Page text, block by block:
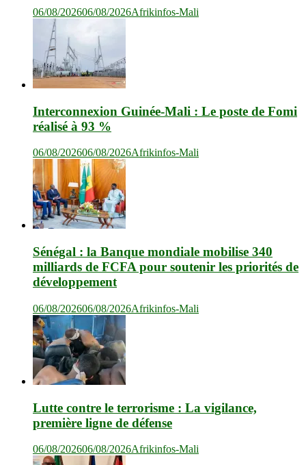
06/08/202606/08/2026Afrikinfos-Mali
Interconnexion Guinée-Mali : Le poste de Fomi
réalisé à 93 %
06/08/202606/08/2026Afrikinfos-Mali
Sénégal : la Banque mondiale mobilise 340
milliards de FCFA pour soutenir les priorités de
développement
06/08/202606/08/2026Afrikinfos-Mali
Lutte contre le terrorisme : La vigilance,
première ligne de défense
06/08/202606/08/2026Afrikinfos-Mali